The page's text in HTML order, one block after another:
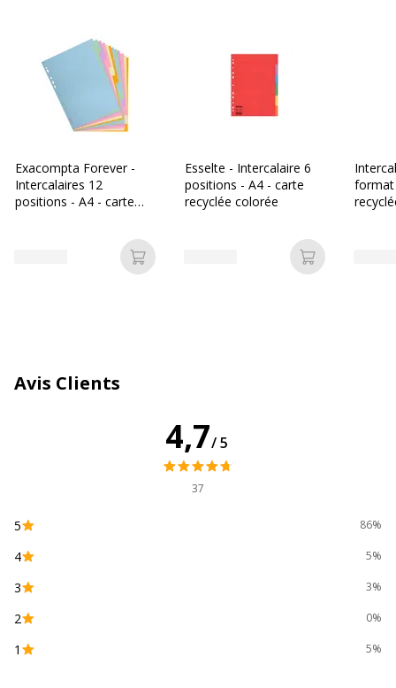
Matériau(x) du produit
Nombre de positions
A onglets
Caractéristiques générales
Caractéristiques générales
Données d'identification
Données d'identification
3130630016069
Référence produit fabricant
Dimensions et poids
Largeur
Exacompta Forever -
Intercalaires 12
positions - A4 - carte
Ajouter au panier
Esselte - Intercalaire 6
positions - A4 - carte
recyclée colorée
Ajouter au
format
Avis Clients
4,7/5
37
5 86%
4 5%
3 3%
2 0%
1 5%